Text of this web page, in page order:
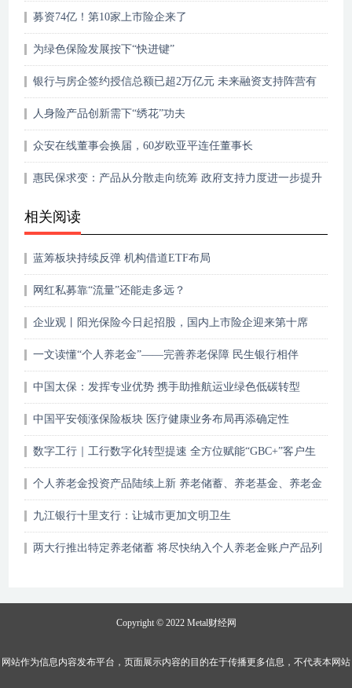
募资74亿！第10家上市险企来了
为绿色保险发展按下“快进键”
银行与房企签约授信总额已超2万亿元 未来融资支持阵营有
人身险产品创新需下“绣花”功夫
众安在线董事会换届，60岁欧亚平连任董事长
惠民保求变：产品从分散走向统筹 政府支持力度进一步提升
相关阅读
蓝筹板块持续反弹 机构借道ETF布局
网红私募靠“流量”还能走多远？
企业观丨阳光保险今日起招股，国内上市险企迎来第十席
一文读懂“个人养老金”——完善养老保障 民生银行相伴
中国太保：发挥专业优势 携手助推航运业绿色低碳转型
中国平安领涨保险板块 医疗健康业务布局再添确定性
数字工行｜工行数字化转型提速 全方位赋能“GBC+”客户生
个人养老金投资产品陆续上新 养老储蓄、养老基金、养老金
九江银行十里支行：让城市更加文明卫生
两大行推出特定养老储蓄 将尽快纳入个人养老金账户产品列
Copyright © 2022 Metal财经网
网站作为信息内容发布平台，页面展示内容的目的在于传播更多信息，不代表本网站